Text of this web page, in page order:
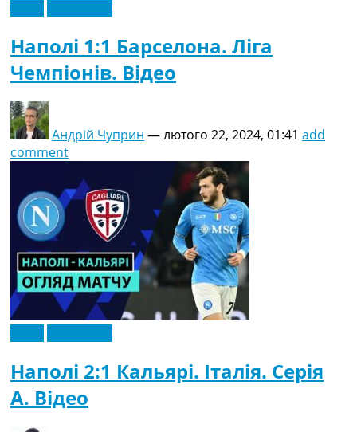
Наполі 1:1 Барселона. Ліга
Чемпіонів. Відео
Андрій Чуприн —лютого 22, 2024, 01:41 add
comment
Наполі 2:1 Кальярі. Італія. Серія
A. Відео